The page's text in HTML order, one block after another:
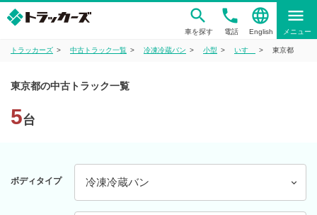
車を探す
phone
電話
language
English
menu
メニュー
トラッカーズ 中古トラック一覧 冷凍冷蔵バン 小型 いすゞ 東京都
東京都の中古トラック一覧
5台
ボディタイプ 冷凍冷蔵バン